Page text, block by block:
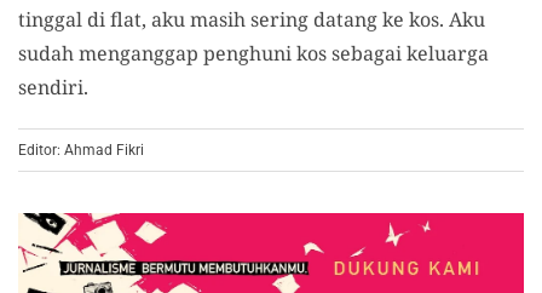
tinggal di flat, aku masih sering datang ke kos. Aku
sudah menganggap penghuni kos sebagai keluarga
sendiri.
Editor: Ahmad Fikri